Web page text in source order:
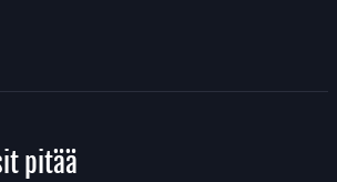
pitää